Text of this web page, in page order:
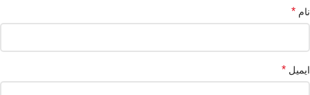
نام *
ایمیل *